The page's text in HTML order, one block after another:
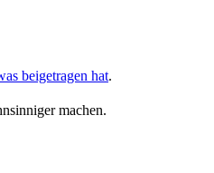
beigetragen hat.
machen.